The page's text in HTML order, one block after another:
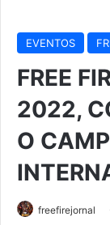
EVENTOS
FREE
2022,
O
freefirejornal